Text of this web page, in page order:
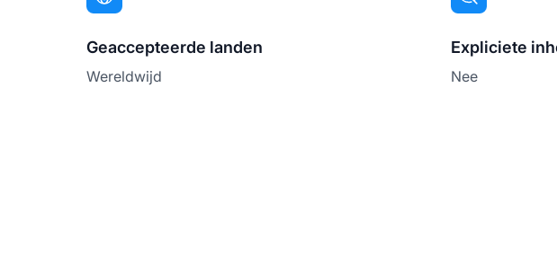
Geaccepteerde landen
Wereldwijd
Expliciete
Nee